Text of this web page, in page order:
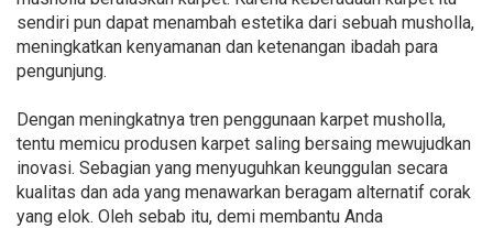
sendiri pun dapat menambah estetika dari sebuah musholla,
meningkatkan kenyamanan dan ketenangan ibadah para
pengunjung.
Dengan meningkatnya tren penggunaan karpet musholla,
tentu memicu produsen karpet saling bersaing mewujudkan
inovasi. Sebagian yang menyuguhkan keunggulan secara
kualitas dan ada yang menawarkan beragam alternatif corak
yang elok. Oleh sebab itu, demi membantu Anda